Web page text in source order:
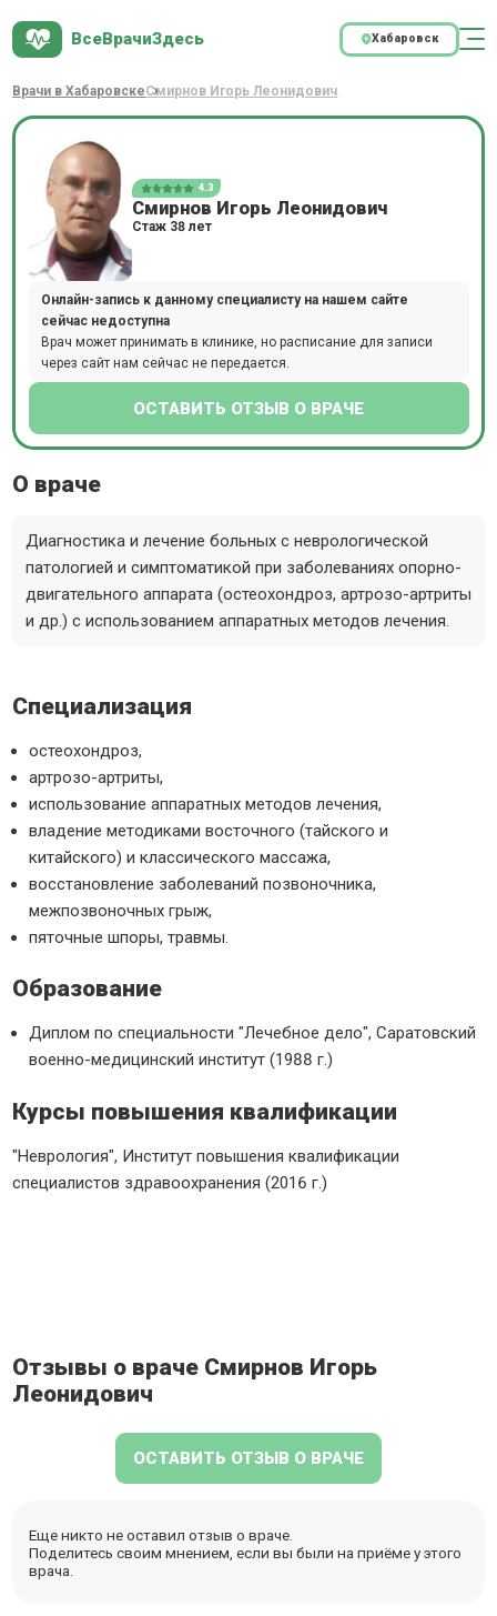
ВсеВрачиЗдесь Хабаровск
Врачи в ХабаровскеСмирнов Игорь Леонидович
4.3
Смирнов Игорь Леонидович
Стаж 38 лет
Онлайн-запись к данному специалисту на нашем сайте
сейчас недоступна
Врач может принимать в клинике, но расписание для записи
через сайт нам сейчас не передается.
ОСТАВИТЬ ОТЗЫВ О ВРАЧЕ
О враче
Диагностика и лечение больных с неврологической
патологией и симптоматикой при заболеваниях опорно-
двигательного аппарата (остеохондроз, артрозо-артриты
и др.) с использованием аппаратных методов лечения.
Специализация
остеохондроз,
артрозо-артриты,
использование аппаратных методов лечения,
владение методиками восточного (тайского и
китайского) и классического массажа,
восстановление заболеваний позвоночника,
межпозвоночных грыж,
пяточные шпоры, травмы.
Образование
Диплом по специальности "Лечебное дело", Саратовский
военно-медицинский институт (1988 г.)
Курсы повышения квалификации
"Неврология", Институт повышения квалификации
специалистов здравоохранения (2016 г.)
Отзывы о враче Смирнов Игорь
Леонидович
ОСТАВИТЬ ОТЗЫВ О ВРАЧЕ
Еще никто не оставил отзыв о враче.
Поделитесь своим мнением, если вы были на приёме у этого
врача.